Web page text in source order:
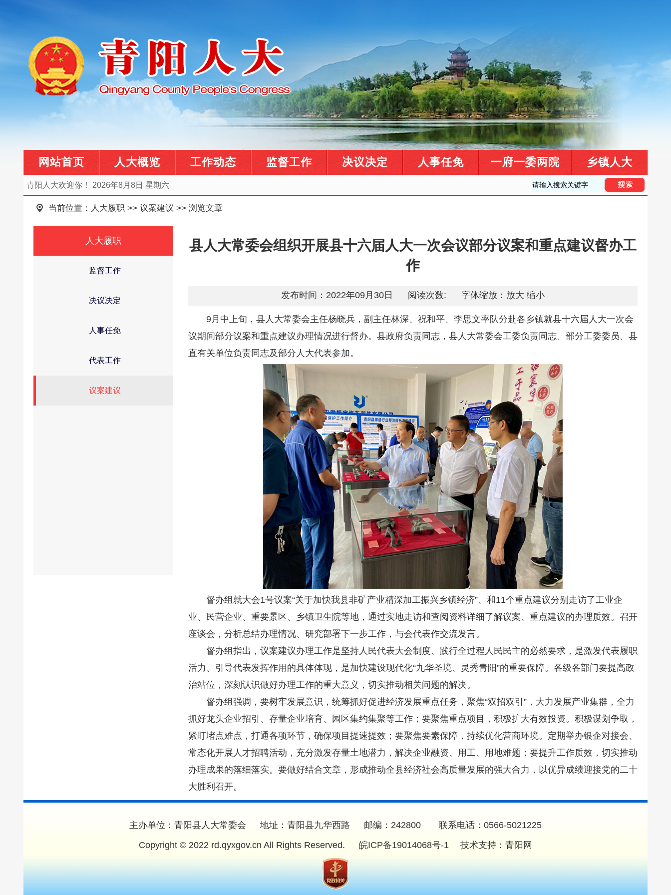
网站首页 人大概览 工作动态 监督工作 决议决定 人事任免 一府一委两院 乡镇人大
青阳人大欢迎你！ 2026年8月8日 星期六
当前位置： 人大履职 >> 议案建议 >> 浏览文章
人大履职
监督工作
决议决定
人事任免
代表工作
议案建议
县人大常委会组织开展县十六届人大一次会议部分议案和重点建议督办工
作
发布时间：2022年09月30日 阅读次数: 字体缩放： 放大 缩小
9月中上旬，县人大常委会主任杨晓兵，副主任林深、祝和平、李思文率队分赴各乡镇就县十六届人大一次会
议期间部分议案和重点建议办理情况进行督办。县政府负责同志，县人大常委会工委负责同志、部分工委委员、县
直有关单位负责同志及部分人大代表参加。
督办组就大会1号议案“关于加快我县非矿产业精深加工振兴乡镇经济”、和11个重点建议分别走访了工业企
业、民营企业、重要景区、乡镇卫生院等地，通过实地走访和查阅资料详细了解议案、重点建议的办理质效。召开
座谈会，分析总结办理情况、研究部署下一步工作，与会代表作交流发言。
督办组指出，议案建议办理工作是坚持人民代表大会制度、践行全过程人民民主的必然要求，是激发代表履职
活力、引导代表发挥作用的具体体现，是加快建设现代化“九华圣境、灵秀青阳”的重要保障。各级各部门要提高政
治站位，深刻认识做好办理工作的重大意义，切实推动相关问题的解决。
督办组强调，要树牢发展意识，统筹抓好促进经济发展重点任务，聚焦“双招双引”，大力发展产业集群，全力
抓好龙头企业招引、存量企业培育、园区集约集聚等工作；要聚焦重点项目，积极扩大有效投资。积极谋划争取，
紧盯堵点难点，打通各项环节，确保项目提速提效；要聚焦要素保障，持续优化营商环境。定期举办银企对接会、
常态化开展人才招聘活动，充分激发存量土地潜力，解决企业融资、用工、用地难题；要提升工作质效，切实推动
办理成果的落细落实。要做好结合文章，形成推动全县经济社会高质量发展的强大合力，以优异成绩迎接党的二十
大胜利召开。
主办单位：青阳县人大常委会 地址：青阳县九华西路 邮编：242800 联系电话：0566-5021225
Copyright © 2022 rd.qyxgov.cn All Rights Reserved.
皖ICP备19014068号-1 技术支持： 青阳网